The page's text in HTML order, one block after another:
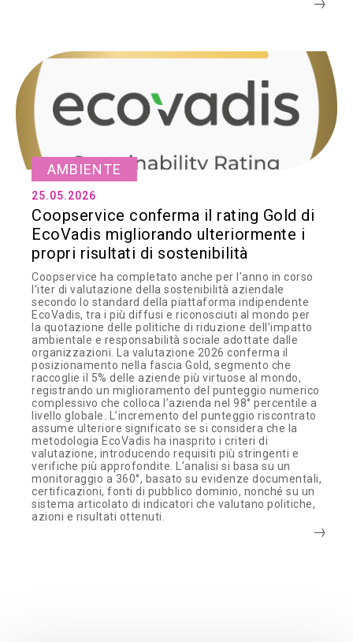
AMBIENTE
25.05.2026
Coopservice conferma il rating Gold di
EcoVadis migliorando ulteriormente i
propri risultati di sostenibilità
Coopservice ha completato anche per l’anno in corso
l’iter di valutazione della sostenibilità aziendale
secondo lo standard della piattaforma indipendente
EcoVadis, tra i più diffusi e riconosciuti al mondo per
la quotazione delle politiche di riduzione dell’impatto
ambientale e responsabilità sociale adottate dalle
organizzazioni. La valutazione 2026 conferma il
posizionamento nella fascia Gold, segmento che
raccoglie il 5% delle aziende più virtuose al mondo,
registrando un miglioramento del punteggio numerico
complessivo che colloca l’azienda nel 98° percentile a
livello globale. L’incremento del punteggio riscontrato
assume ulteriore significato se si considera che la
metodologia EcoVadis ha inasprito i criteri di
valutazione, introducendo requisiti più stringenti e
verifiche più approfondite. L’analisi si basa su un
monitoraggio a 360°, basato su evidenze documentali,
certificazioni, fonti di pubblico dominio, nonché su un
sistema articolato di indicatori che valutano politiche,
azioni e risultati ottenuti.